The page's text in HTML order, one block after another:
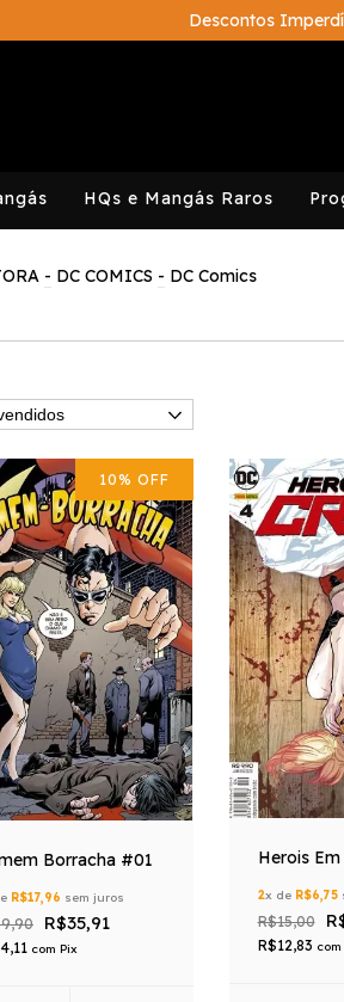
Descontos
HQs e Mangás Raros
- DC COMICS - DC Comics
10% OFF
Borracha #01
R$17,96 sem juros
R$35,91
com Pix
Herois
2x de R$6,75
R$15,00
R$12,83 com